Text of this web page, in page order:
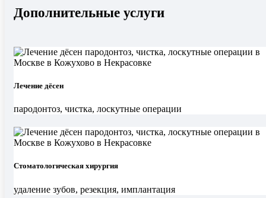
Дополнительные услуги
Лечение дёсен
пародонтоз, чистка, лоскутные операции
Стоматологическая хирургия
удаление зубов, резекция, имплантация